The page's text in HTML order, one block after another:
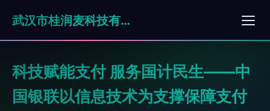
武汉市桂润麦科技有限公司
科技赋能支付 服务国计民生——中
国银联以信息技术为支撑保障支付